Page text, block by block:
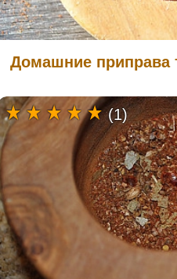
Домашние приправа
(1)